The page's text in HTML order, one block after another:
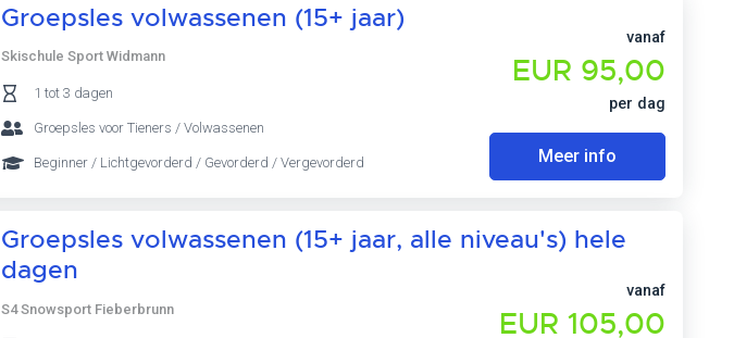
Groepsles volwassenen (15+ jaar)
Skischule Sport Widmann
1 tot 3 dagen
Groepsles voor Tieners / Volwassenen
Beginner / Lichtgevorderd / Gevorderd / Vergevorderd
vanaf
EUR 95,00
per dag
Meer info
Groepsles volwassenen (15+ jaar, alle niveau's) hele
dagen
S4 Snowsport Fieberbrunn
vanaf
EUR 105,00